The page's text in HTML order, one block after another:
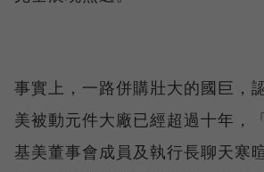
事實上，一路併購壯大的國巨，
美被動元件大廠已經超過十年，
基美董事會成員及執行長聊天寒